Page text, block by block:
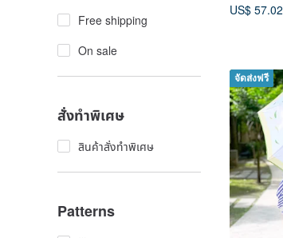
Free shipping
On sale
สั่งทำพิเศษ
สินค้าสั่งทำพิเศษ
Patterns
US$ 57.02
จัดส่งฟรี